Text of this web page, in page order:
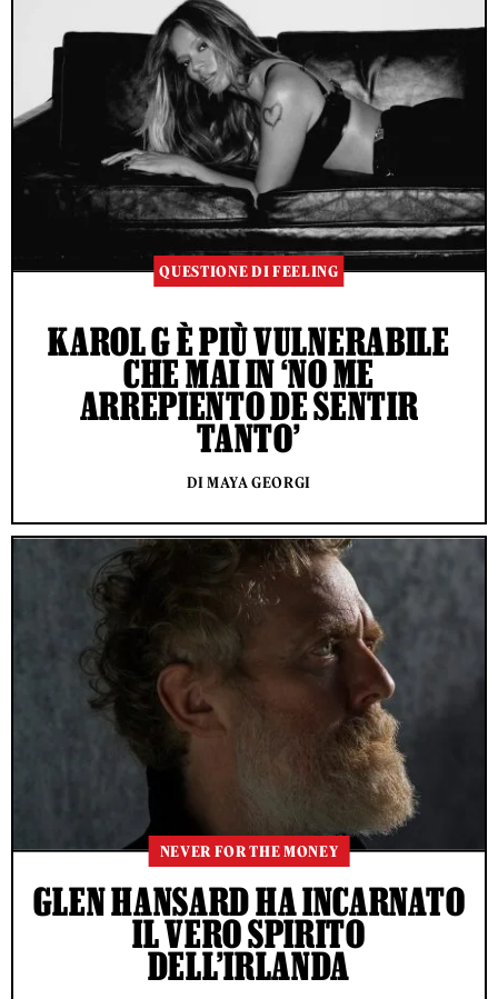
QUESTIONE DI FEELING
KAROL G È PIÙ VULNERABILE
CHE MAI IN ‘NO ME
ARREPIENTO DE SENTIR
TANTO’
DI MAYA GEORGI
NEVER FOR THE MONEY
GLEN HANSARD HA INCARNATO
IL VERO SPIRITO
DELL’IRLANDA